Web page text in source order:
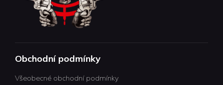
Obchodní podmínky
Všeobecné obchodní podmínky